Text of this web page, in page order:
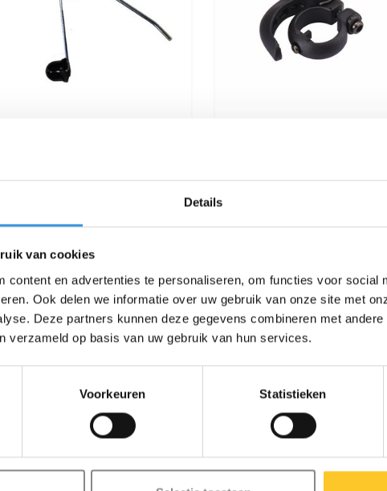
Details
van cookies
content en advertenties te personaliseren, om functies voor social
Ook delen we informatie over uw gebruik van onze site met
Deze partners kunnen deze gegevens combineren met
verzameld op basis van uw gebruik van hun services.
Voorkeuren Statistieken
Mini/Maxi (1586)